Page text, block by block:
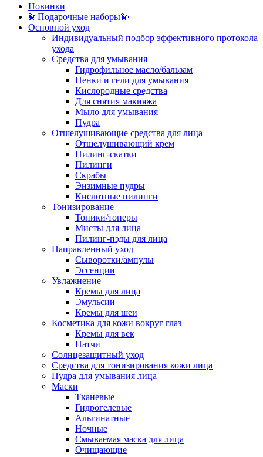
Новинки
💫Подарочные наборы💫
Основной уход
Индивидуальный подбор эффективного протокола
ухода
Средства для умывания
Гидрофильное масло/бальзам
Пенки и гели для умывания
Кислородные средства
Для снятия макияжа
Мыло для умывания
Пудра
Отшелушивающие средства для лица
Отшелушивающий крем
Пилинг-скатки
Пилинги
Скрабы
Энзимные пудры
Кислотные пилинги
Тонизирование
Тоники/тонеры
Мисты для лица
Пилинг-пэды для лица
Направленный уход
Сыворотки/ампулы
Эссенции
Увлажнение
Кремы для лица
Эмульсии
Кремы для шеи
Косметика для кожи вокруг глаз
Кремы для век
Патчи
Солнцезащитный уход
Средства для тонизирования кожи лица
Пудра для умывания лица
Маски
Тканевые
Гидрогелевые
Альгинатные
Ночные
Смываемая маска для лица
Очищающие